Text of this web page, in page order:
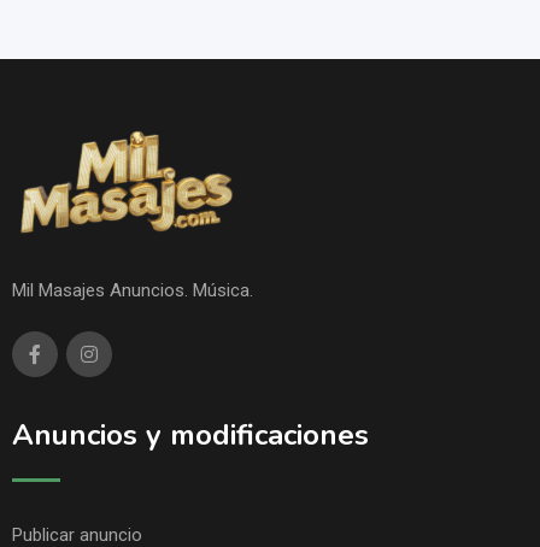
Mil Masajes Anuncios. Música.
Anuncios y modificaciones
Publicar anuncio